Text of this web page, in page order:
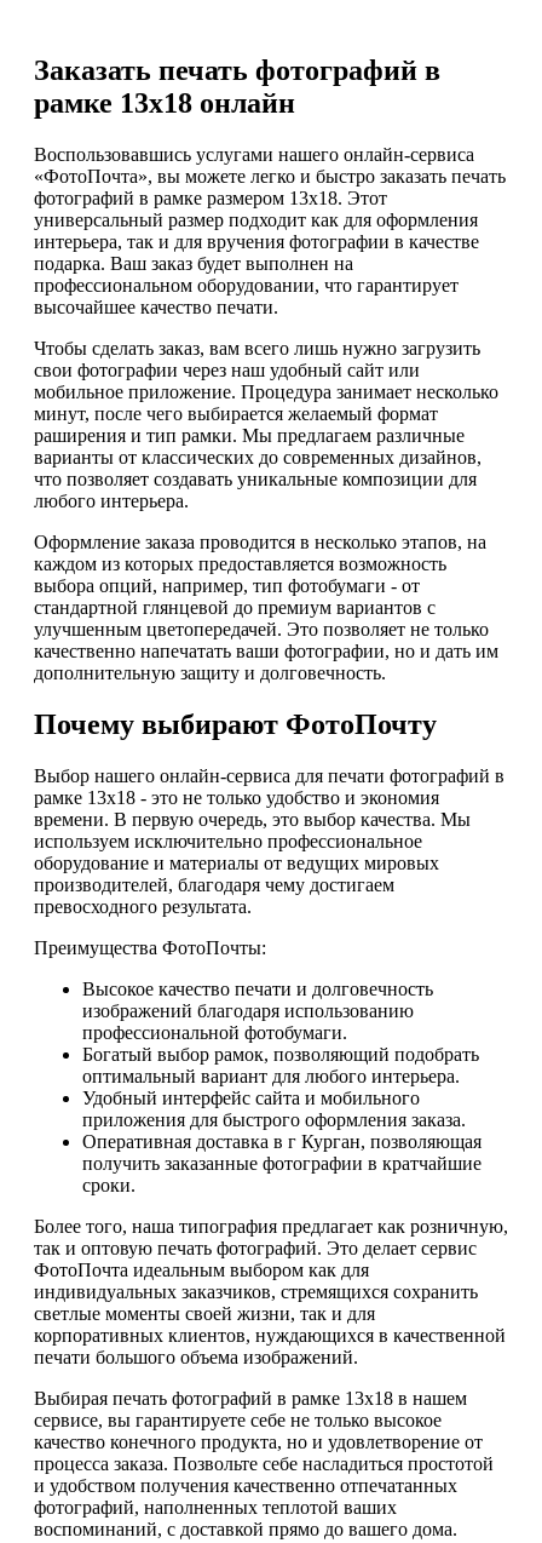
Заказать печать фотографий в
рамке 13х18 онлайн
Воспользовавшись услугами нашего онлайн-сервиса
«ФотоПочта», вы можете легко и быстро заказать печать
фотографий в рамке размером 13х18. Этот
универсальный размер подходит как для оформления
интерьера, так и для вручения фотографии в качестве
подарка. Ваш заказ будет выполнен на
профессиональном оборудовании, что гарантирует
высочайшее качество печати.
Чтобы сделать заказ, вам всего лишь нужно загрузить
свои фотографии через наш удобный сайт или
мобильное приложение. Процедура занимает несколько
минут, после чего выбирается желаемый формат
раширения и тип рамки. Мы предлагаем различные
варианты от классических до современных дизайнов,
что позволяет создавать уникальные композиции для
любого интерьера.
Оформление заказа проводится в несколько этапов, на
каждом из которых предоставляется возможность
выбора опций, например, тип фотобумаги - от
стандартной глянцевой до премиум вариантов с
улучшенным цветопередачей. Это позволяет не только
качественно напечатать ваши фотографии, но и дать им
дополнительную защиту и долговечность.
Почему выбирают ФотоПочту
Выбор нашего онлайн-сервиса для печати фотографий в
рамке 13х18 - это не только удобство и экономия
времени. В первую очередь, это выбор качества. Мы
используем исключительно профессиональное
оборудование и материалы от ведущих мировых
производителей, благодаря чему достигаем
превосходного результата.
Преимущества ФотоПочты:
Высокое качество печати и долговечность
изображений благодаря использованию
профессиональной фотобумаги.
Богатый выбор рамок, позволяющий подобрать
оптимальный вариант для любого интерьера.
Удобный интерфейс сайта и мобильного
приложения для быстрого оформления заказа.
Оперативная доставка в г Курган, позволяющая
получить заказанные фотографии в кратчайшие
сроки.
Более того, наша типография предлагает как розничную,
так и оптовую печать фотографий. Это делает сервис
ФотоПочта идеальным выбором как для
индивидуальных заказчиков, стремящихся сохранить
светлые моменты своей жизни, так и для
корпоративных клиентов, нуждающихся в качественной
печати большого объема изображений.
Выбирая печать фотографий в рамке 13х18 в нашем
сервисе, вы гарантируете себе не только высокое
качество конечного продукта, но и удовлетворение от
процесса заказа. Позвольте себе насладиться простотой
и удобством получения качественно отпечатанных
фотографий, наполненных теплотой ваших
воспоминаний, с доставкой прямо до вашего дома.